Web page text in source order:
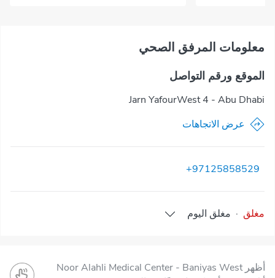
معلومات المرفق الصحي
الموقع ورقم التواصل
Jarn YafourWest 4 - Abu Dhabi
عرض الاتجاهات
+97125858529
مغلق · مغلق اليوم
أظهر Noor Alahli Medical Center - Baniyas West